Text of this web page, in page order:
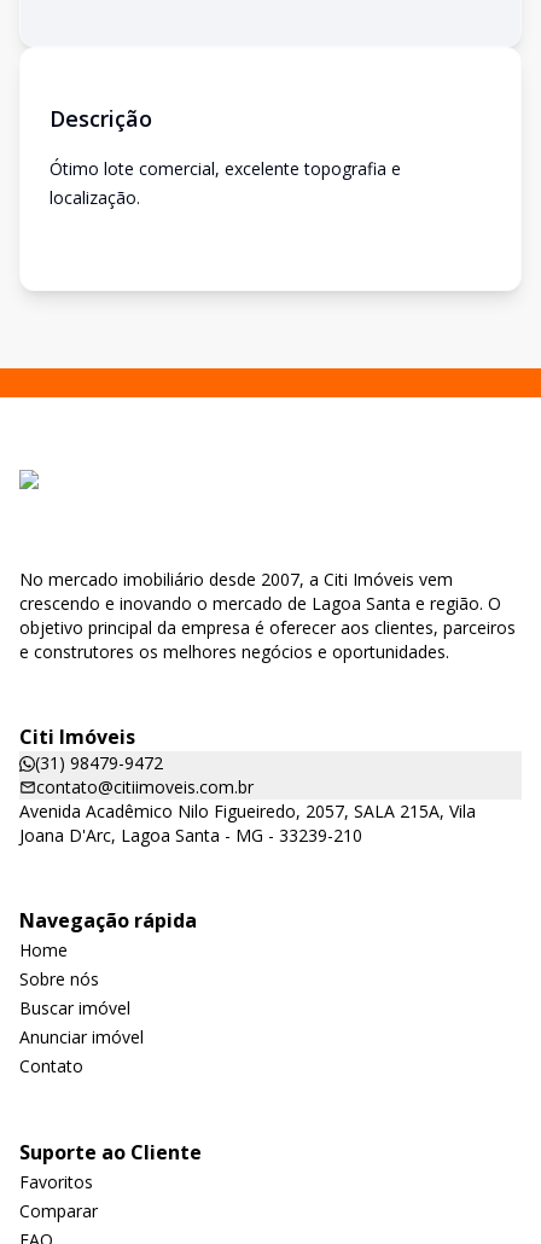
Descrição
Ótimo lote comercial, excelente topografia e
localização.
No mercado imobiliário desde 2007, a Citi Imóveis vem
crescendo e inovando o mercado de Lagoa Santa e região. O
objetivo principal da empresa é oferecer aos clientes, parceiros
e construtores os melhores negócios e oportunidades.
Citi Imóveis
(31) 98479-9472
contato@citiimoveis.com.br
Avenida Acadêmico Nilo Figueiredo, 2057, SALA 215A, Vila
Joana D'Arc, Lagoa Santa - MG - 33239-210
Navegação rápida
Home
Sobre nós
Buscar imóvel
Anunciar imóvel
Contato
Suporte ao Cliente
Favoritos
Comparar